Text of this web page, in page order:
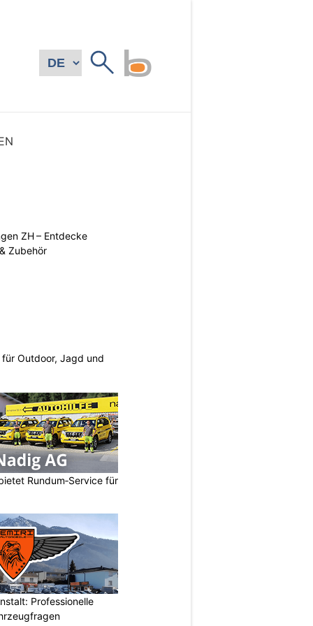
ZH – Entdecke
Zubehör
Outdoor, Jagd und
Rundum‑Service für
Professionelle